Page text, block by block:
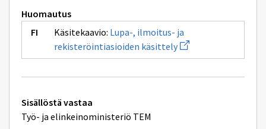
Huomautus
Käsitekaavio: Lupa-, ilmoitus- ja
rekisteröintiasioiden käsittelyAvaa
uuden
ikkunan
Tekniset
lisätiedot
Sisällöstä vastaa
Työ- ja elinkeinoministeriö TEM